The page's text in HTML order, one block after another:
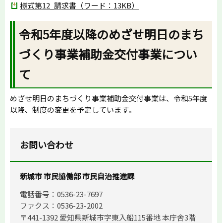
様式第12_請求書（ワード：13KB）
令和5年度以降のめざせ明日のまち
づくり事業補助金交付事業につい
て
めざせ明日のまちづくり事業補助金交付事業は、令和5年度
以降、制度の変更を予定しています。
お問い合わせ
新城市 市民協働部 市民自治推進課
電話番号：0536-23-7697
ファクス：0536-23-2002
〒441-1392 愛知県新城市字東入船115番地 本庁舎3階